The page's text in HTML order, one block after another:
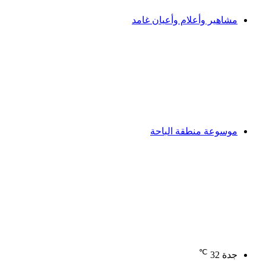
مشاهير وأعلام وأعيان غامد
موسوعة منطقة الباحة
جدة 32
℃